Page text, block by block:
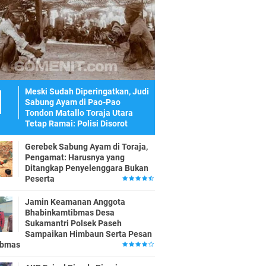
Meski Sudah Diperingatkan, Judi
Sabung Ayam di Pao-Pao
Tondon Matallo Toraja Utara
Tetap Ramai: Polisi Disorot
Gerebek Sabung Ayam di Toraja,
Pengamat: Harusnya yang
Ditangkap Penyelenggara Bukan
Peserta
Jamin Keamanan Anggota
Bhabinkamtibmas Desa
Sukamantri Polsek Paseh
Sampaikan Himbaun Serta Pesan